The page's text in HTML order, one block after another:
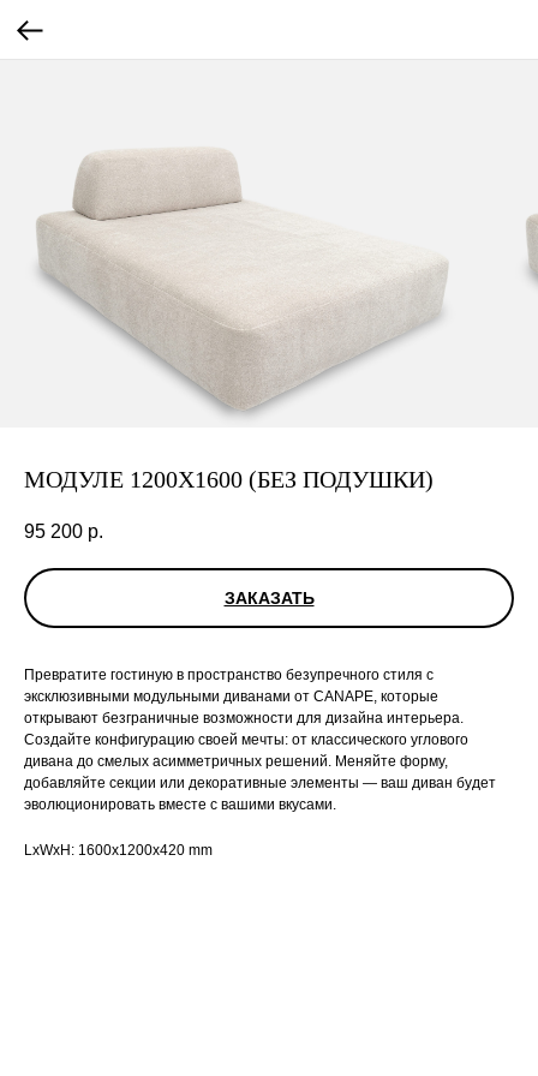
МОДУЛЕ 1200Х1600 (БЕЗ ПОДУШКИ)
95 200 р.
ЗАКАЗАТЬ
Превратите гостиную в пространство безупречного стиля с
эксклюзивными модульными диванами от CANAPE, которые
открывают безграничные возможности для дизайна интерьера.
Создайте конфигурацию своей мечты: от классического углового
дивана до смелых асимметричных решений. Меняйте форму,
добавляйте секции или декоративные элементы — ваш диван будет
эволюционировать вместе с вашими вкусами.
LxWxH: 1600x1200x420 mm